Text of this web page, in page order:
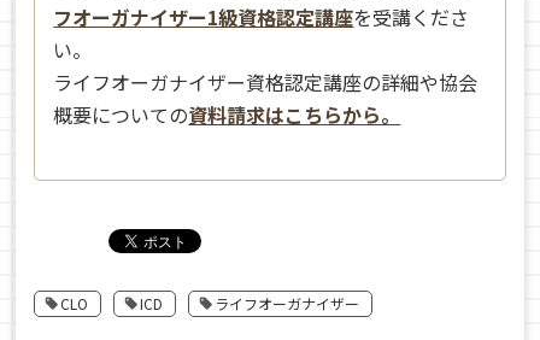
フオーガナイザー1級資格認定講座を受講くださ
い。
ライフオーガナイザー資格認定講座の詳細や協会
概要についての資料請求はこちらから。
CLO ICD ライフオーガナイザー